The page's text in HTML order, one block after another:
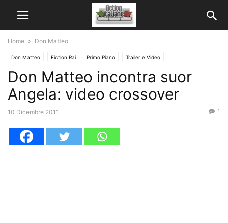
Home Don Matteo
Don Matteo Fiction Rai Primo Piano Trailer e Video
Don Matteo incontra suor
Angela: video crossover
10 Dicembre 2011 1